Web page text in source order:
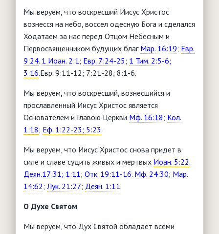
Мы веруем, что воскресший Иисус Христос
вознесся на небо, воссел одесную Бога и сделался
Ходатаем за нас перед Отцом Небесным и
Первосвященником будущих благ Мар. 16:19; Евр.
9:24. 1 Иоан. 2:1; Евр. 7:24-25; 1 Тим. 2:5-6;
3:16.Евр. 9:11-12; 7:21-28; 8:1-6.
Мы веруем, что воскресший, вознесшийся и
прославленный Иисус Христос является
Основателем и Главою Церкви Мф. 16:18; Кол.
1:18; Еф. 1:22-23; 5:23.
Мы веруем, что Иисус Христос снова придет в
силе и славе судить живых и мертвых Иоан. 5:22.
Деян.17:31; 1:11; Отк. 19:11-16. Мф. 24:30; Мар.
14:62; Лук. 21:27; Деян. 1:11.
О Духе Святом
Мы веруем, что Дух Святой обладает всеми